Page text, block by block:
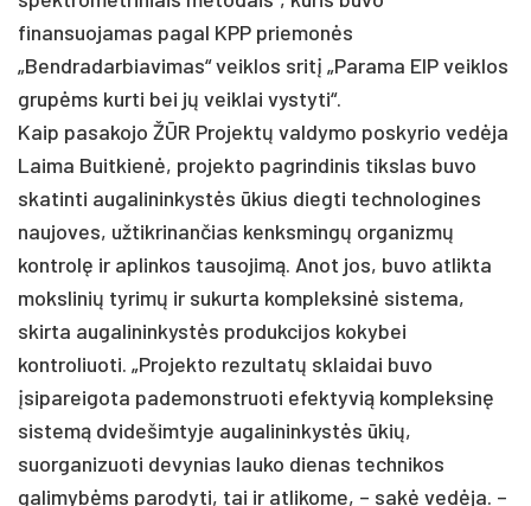
finansuojamas pagal KPP priemonės
„Bendradarbiavimas“ veiklos sritį „Parama EIP veiklos
grupėms kurti bei jų veiklai vystyti“.
Kaip pasakojo ŽŪR Projektų valdymo poskyrio vedėja
Laima Buitkienė, projekto pagrindinis tikslas buvo
skatinti augalininkystės ūkius diegti technologines
naujoves, užtikrinančias kenksmingų organizmų
kontrolę ir aplinkos tausojimą. Anot jos, buvo atlikta
mokslinių tyrimų ir sukurta kompleksinė sistema,
skirta augalininkystės produkcijos kokybei
kontroliuoti. „Projekto rezultatų sklaidai buvo
įsipareigota pademonstruoti efektyvią kompleksinę
sistemą dvidešimtyje augalininkystės ūkių,
suorganizuoti devynias lauko dienas technikos
galimybėms parodyti, tai ir atlikome, – sakė vedėja. –